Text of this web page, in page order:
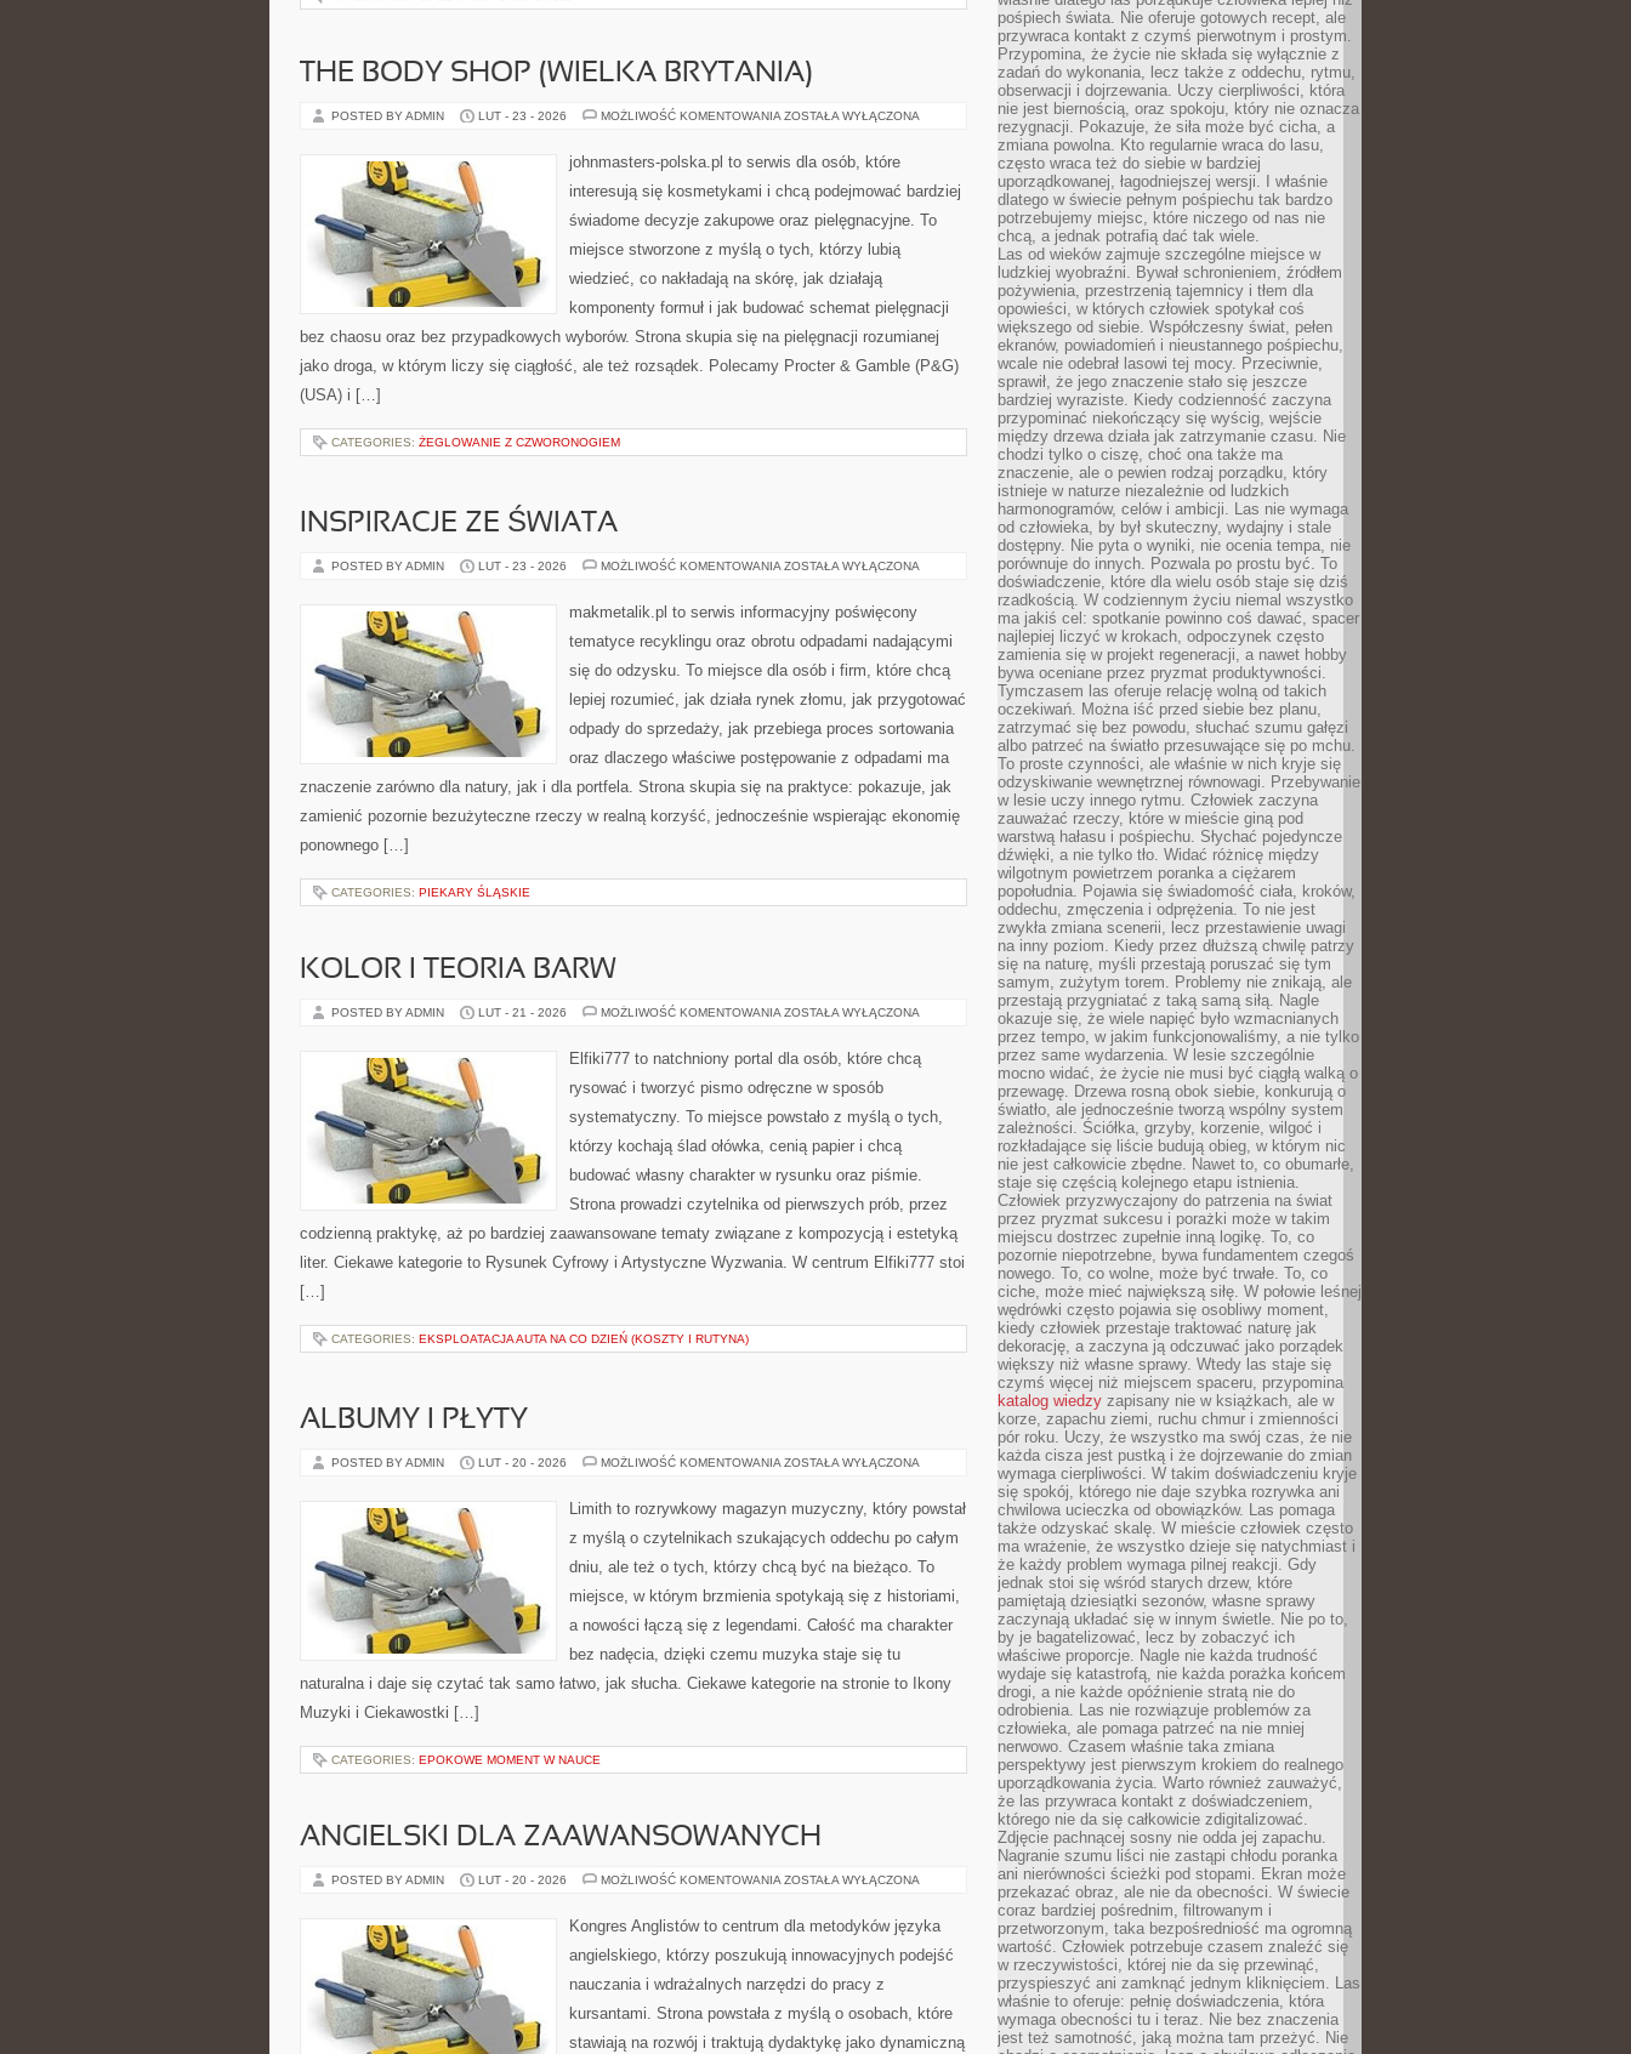
THE BODY SHOP (WIELKA BRYTANIA)
POSTED BY ADMIN LUT - 23 - 2026 MOŻLIWOŚĆ KOMENTOWANIA THE
(WIELKA
BRYTANIA)
ZOSTAŁA WYŁĄCZONA
johnmasters-polska.pl to serwis dla osób, które
interesują się kosmetykami i chcą podejmować bardziej
świadome decyzje zakupowe oraz pielęgnacyjne. To
miejsce stworzone z myślą o tych, którzy lubią
wiedzieć, co nakładają na skórę, jak działają
komponenty formuł i jak budować schemat pielęgnacji
bez chaosu oraz bez przypadkowych wyborów. Strona skupia się na pielęgnacji rozumianej
jako droga, w którym liczy się ciągłość, ale też rozsądek. Polecamy Procter & Gamble (P&G)
(USA) i […]
CATEGORIES: ŻEGLOWANIE Z CZWORONOGIEM
INSPIRACJE ZE ŚWIATA
POSTED BY ADMIN LUT - 23 - 2026 MOŻLIWOŚĆ KOMENTOWANIA INSPIRACJE
ZOSTAŁA WYŁĄCZONA
makmetalik.pl to serwis informacyjny poświęcony
tematyce recyklingu oraz obrotu odpadami nadającymi
się do odzysku. To miejsce dla osób i firm, które chcą
lepiej rozumieć, jak działa rynek złomu, jak przygotować
odpady do sprzedaży, jak przebiega proces sortowania
oraz dlaczego właściwe postępowanie z odpadami ma
znaczenie zarówno dla natury, jak i dla portfela. Strona skupia się na praktyce: pokazuje, jak
zamienić pozornie bezużyteczne rzeczy w realną korzyść, jednocześnie wspierając ekonomię
ponownego […]
CATEGORIES: PIEKARY ŚLĄSKIE
KOLOR I TEORIA BARW
POSTED BY ADMIN LUT - 21 - 2026 MOŻLIWOŚĆ KOMENTOWANIA KOLOR
BARW
ZOSTAŁA WYŁĄCZONA
Elfiki777 to natchniony portal dla osób, które chcą
rysować i tworzyć pismo odręczne w sposób
systematyczny. To miejsce powstało z myślą o tych,
którzy kochają ślad ołówka, cenią papier i chcą
budować własny charakter w rysunku oraz piśmie.
Strona prowadzi czytelnika od pierwszych prób, przez
codzienną praktykę, aż po bardziej zaawansowane tematy związane z kompozycją i estetyką
liter. Ciekawe kategorie to Rysunek Cyfrowy i Artystyczne Wyzwania. W centrum Elfiki777 stoi
[…]
CATEGORIES: EKSPLOATACJA AUTA NA CO DZIEŃ (KOSZTY I RUTYNA)
ALBUMY I PŁYTY
POSTED BY ADMIN LUT - 20 - 2026 MOŻLIWOŚĆ KOMENTOWANIA ALBUMY
ZOSTAŁA WYŁĄCZONA
Limith to rozrywkowy magazyn muzyczny, który powstał
z myślą o czytelnikach szukających oddechu po całym
dniu, ale też o tych, którzy chcą być na bieżąco. To
miejsce, w którym brzmienia spotykają się z historiami,
a nowości łączą się z legendami. Całość ma charakter
bez nadęcia, dzięki czemu muzyka staje się tu
naturalna i daje się czytać tak samo łatwo, jak słucha. Ciekawe kategorie na stronie to Ikony
Muzyki i Ciekawostki […]
CATEGORIES: EPOKOWE MOMENT W NAUCE
ANGIELSKI DLA ZAAWANSOWANYCH
POSTED BY ADMIN LUT - 20 - 2026 MOŻLIWOŚĆ KOMENTOWANIA ANGIELSKI
ZOSTAŁA WYŁĄCZONA
Kongres Anglistów to centrum dla metodyków języka
angielskiego, którzy poszukują innowacyjnych podejść
nauczania i wdrażalnych narzędzi do pracy z
kursantami. Strona powstała z myślą o osobach, które
stawiają na rozwój i traktują dydaktykę jako dynamiczną
pośpiech świata. Nie oferuje gotowych recept, ale
przywraca kontakt z czymś pierwotnym i prostym.
Przypomina, że życie nie składa się wyłącznie z
zadań do wykonania, lecz także z oddechu, rytmu,
obserwacji i dojrzewania. Uczy cierpliwości, która
nie jest biernością, oraz spokoju, który nie oznacza
rezygnacji. Pokazuje, że siła może być cicha, a
zmiana powolna. Kto regularnie wraca do lasu,
często wraca też do siebie w bardziej
uporządkowanej, łagodniejszej wersji. I właśnie
dlatego w świecie pełnym pośpiechu tak bardzo
potrzebujemy miejsc, które niczego od nas nie
chcą, a jednak potrafią dać tak wiele.
Las od wieków zajmuje szczególne miejsce w
ludzkiej wyobraźni. Bywał schronieniem, źródłem
pożywienia, przestrzenią tajemnicy i tłem dla
opowieści, w których człowiek spotykał coś
większego od siebie. Współczesny świat, pełen
ekranów, powiadomień i nieustannego pośpiechu,
wcale nie odebrał lasowi tej mocy. Przeciwnie,
sprawił, że jego znaczenie stało się jeszcze
bardziej wyraziste. Kiedy codzienność zaczyna
przypominać niekończący się wyścig, wejście
między drzewa działa jak zatrzymanie czasu. Nie
chodzi tylko o ciszę, choć ona także ma
znaczenie, ale o pewien rodzaj porządku, który
istnieje w naturze niezależnie od ludzkich
harmonogramów, celów i ambicji. Las nie wymaga
od człowieka, by był skuteczny, wydajny i stale
dostępny. Nie pyta o wyniki, nie ocenia tempa, nie
porównuje do innych. Pozwala po prostu być. To
doświadczenie, które dla wielu osób staje się dziś
rzadkością. W codziennym życiu niemal wszystko
ma jakiś cel: spotkanie powinno coś dawać, spacer
najlepiej liczyć w krokach, odpoczynek często
zamienia się w projekt regeneracji, a nawet hobby
bywa oceniane przez pryzmat produktywności.
Tymczasem las oferuje relację wolną od takich
oczekiwań. Można iść przed siebie bez planu,
zatrzymać się bez powodu, słuchać szumu gałęzi
albo patrzeć na światło przesuwające się po mchu.
To proste czynności, ale właśnie w nich kryje się
odzyskiwanie wewnętrznej równowagi. Przebywanie
w lesie uczy innego rytmu. Człowiek zaczyna
zauważać rzeczy, które w mieście giną pod
warstwą hałasu i pośpiechu. Słychać pojedyncze
dźwięki, a nie tylko tło. Widać różnicę między
wilgotnym powietrzem poranka a ciężarem
popołudnia. Pojawia się świadomość ciała, kroków,
oddechu, zmęczenia i odprężenia. To nie jest
zwykła zmiana scenerii, lecz przestawienie uwagi
na inny poziom. Kiedy przez dłuższą chwilę patrzy
się na naturę, myśli przestają poruszać się tym
samym, zużytym torem. Problemy nie znikają, ale
przestają przygniatać z taką samą siłą. Nagle
okazuje się, że wiele napięć było wzmacnianych
przez tempo, w jakim funkcjonowaliśmy, a nie tylko
przez same wydarzenia. W lesie szczególnie
mocno widać, że życie nie musi być ciągłą walką o
przewagę. Drzewa rosną obok siebie, konkurują o
światło, ale jednocześnie tworzą wspólny system
zależności. Ściółka, grzyby, korzenie, wilgoć i
rozkładające się liście budują obieg, w którym nic
nie jest całkowicie zbędne. Nawet to, co obumarłe,
staje się częścią kolejnego etapu istnienia.
Człowiek przyzwyczajony do patrzenia na świat
przez pryzmat sukcesu i porażki może w takim
miejscu dostrzec zupełnie inną logikę. To, co
pozornie niepotrzebne, bywa fundamentem czegoś
nowego. To, co wolne, może być trwałe. To, co
ciche, może mieć największą siłę. W połowie leśnej
wędrówki często pojawia się osobliwy moment,
kiedy człowiek przestaje traktować naturę jak
dekorację, a zaczyna ją odczuwać jako porządek
większy niż własne sprawy. Wtedy las staje się
czymś więcej niż miejscem spaceru, przypomina
katalog wiedzy zapisany nie w książkach, ale w
korze, zapachu ziemi, ruchu chmur i zmienności
pór roku. Uczy, że wszystko ma swój czas, że nie
każda cisza jest pustką i że dojrzewanie do zmian
wymaga cierpliwości. W takim doświadczeniu kryje
się spokój, którego nie daje szybka rozrywka ani
chwilowa ucieczka od obowiązków. Las pomaga
także odzyskać skalę. W mieście człowiek często
ma wrażenie, że wszystko dzieje się natychmiast i
że każdy problem wymaga pilnej reakcji. Gdy
jednak stoi się wśród starych drzew, które
pamiętają dziesiątki sezonów, własne sprawy
zaczynają układać się w innym świetle. Nie po to,
by je bagatelizować, lecz by zobaczyć ich
właściwe proporcje. Nagle nie każda trudność
wydaje się katastrofą, nie każda porażka końcem
drogi, a nie każde opóźnienie stratą nie do
odrobienia. Las nie rozwiązuje problemów za
człowieka, ale pomaga patrzeć na nie mniej
nerwowo. Czasem właśnie taka zmiana
perspektywy jest pierwszym krokiem do realnego
uporządkowania życia. Warto również zauważyć,
że las przywraca kontakt z doświadczeniem,
którego nie da się całkowicie zdigitalizować.
Zdjęcie pachnącej sosny nie odda jej zapachu.
Nagranie szumu liści nie zastąpi chłodu poranka
ani nierówności ścieżki pod stopami. Ekran może
przekazać obraz, ale nie da obecności. W świecie
coraz bardziej pośrednim, filtrowanym i
przetworzonym, taka bezpośredniość ma ogromną
wartość. Człowiek potrzebuje czasem znaleźć się
w rzeczywistości, której nie da się przewinąć,
przyspieszyć ani zamknąć jednym kliknięciem. Las
właśnie to oferuje: pełnię doświadczenia, która
wymaga obecności tu i teraz. Nie bez znaczenia
jest też samotność, jaką można tam przeżyć. Nie